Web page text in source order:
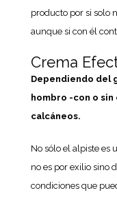
producto por si solo
aunque si con él
Crema
Dependiendo del
hombro -con o
calcáneos.
No sólo el alpiste es
no es por exilio sino
condiciones que